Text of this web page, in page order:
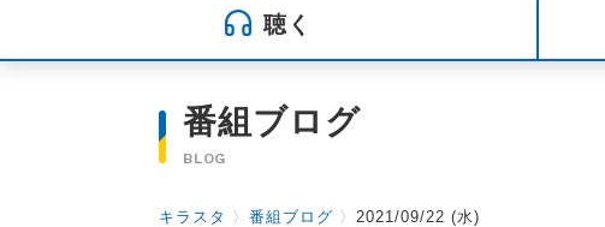
聴く
番組ブログ
BLOG
キラスタ 〉 番組ブログ 〉 2021/09/22 (水)